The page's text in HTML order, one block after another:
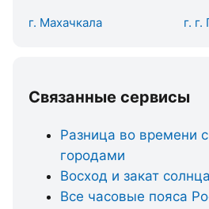
г. Махачкала г.
Связанные сервисы
Разница во времени
городами
Восход и закат солнца
Все часовые пояса